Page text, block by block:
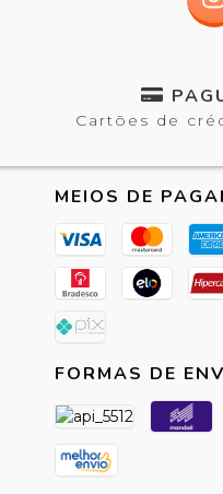
Cartões de
MEIOS DE
FORMAS DE